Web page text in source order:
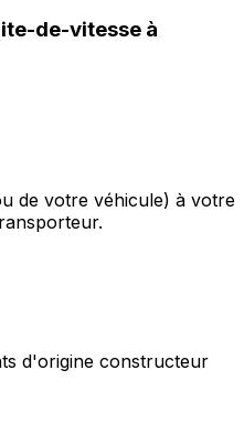
de-vitesse à
de votre véhicule) à votre
d'origine constructeur